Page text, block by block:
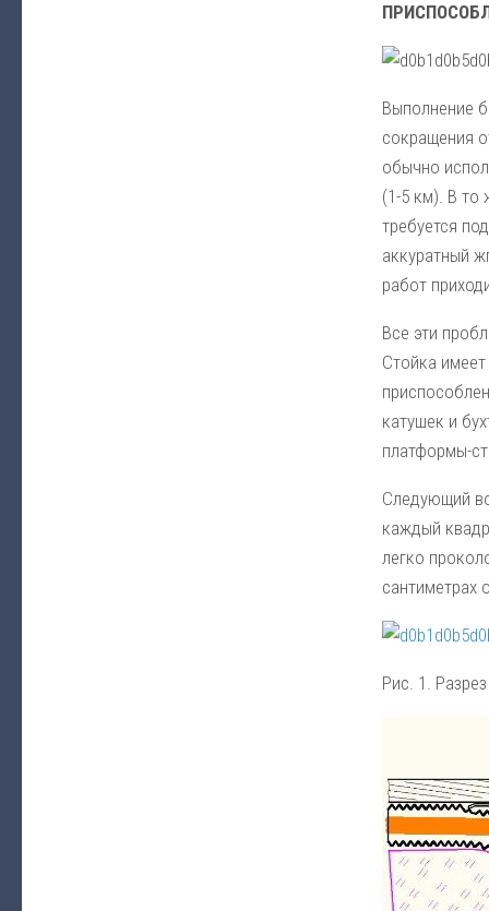
Выполнение
сокращения
обычно
(1-5 км). В то
требуется
аккуратный
работ
Все эти
Стойка
катушек и
платформы-
Следующий
каждый
легко
сантиметрах
Рис. 1.